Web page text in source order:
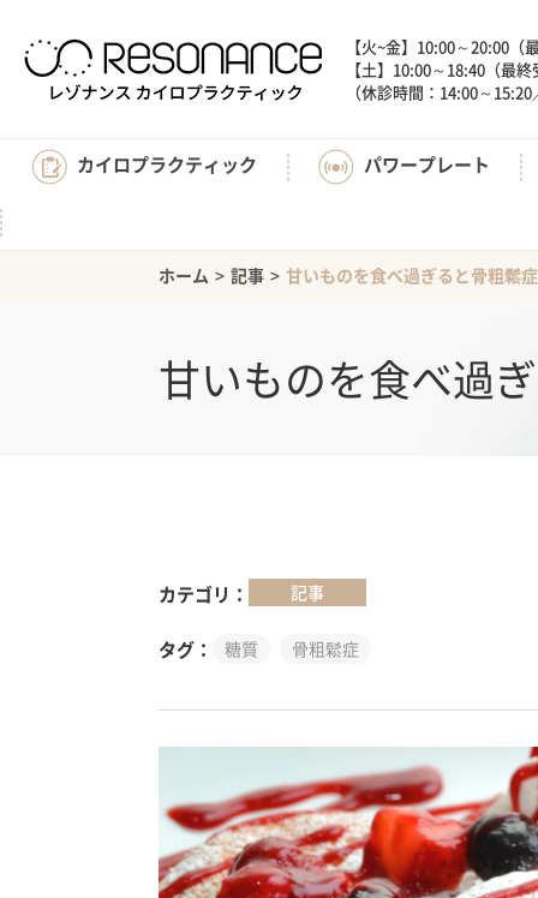
【火~金】10:00～20:00（
【土】10:00～18:40（最
（休診時間：14:00～
カイロプラクティック パワープレート
ホーム > 記事 > 甘いものを食べ過ぎると骨粗鬆
甘いものを食べ過
カテゴリ 記事
タグ 糖質 骨粗鬆症